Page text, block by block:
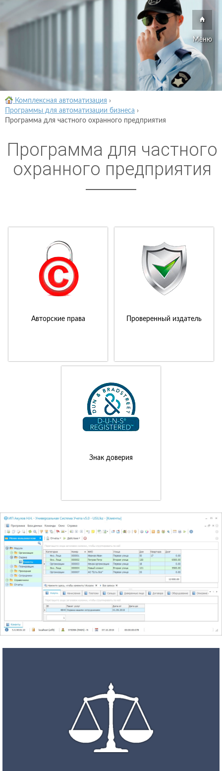
Меню
Комплексная автоматизация ›
Программы для автоматизации бизнеса ›
Программа для частного охранного предприятия
Программа для частного
охранного предприятия
Авторские права Проверенный издатель
Знак доверия